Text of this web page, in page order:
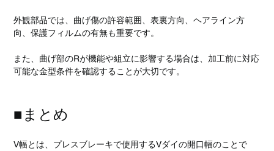
外観部品では、曲げ傷の許容範囲、表裏方向、ヘアライン方
向、保護フィルムの有無も重要です。
また、曲げ部のRが機能や組立に影響する場合は、加工前に対応
可能な金型条件を確認することが大切です。
■まとめ
V幅とは、プレスブレーキで使用するVダイの開口幅のことで